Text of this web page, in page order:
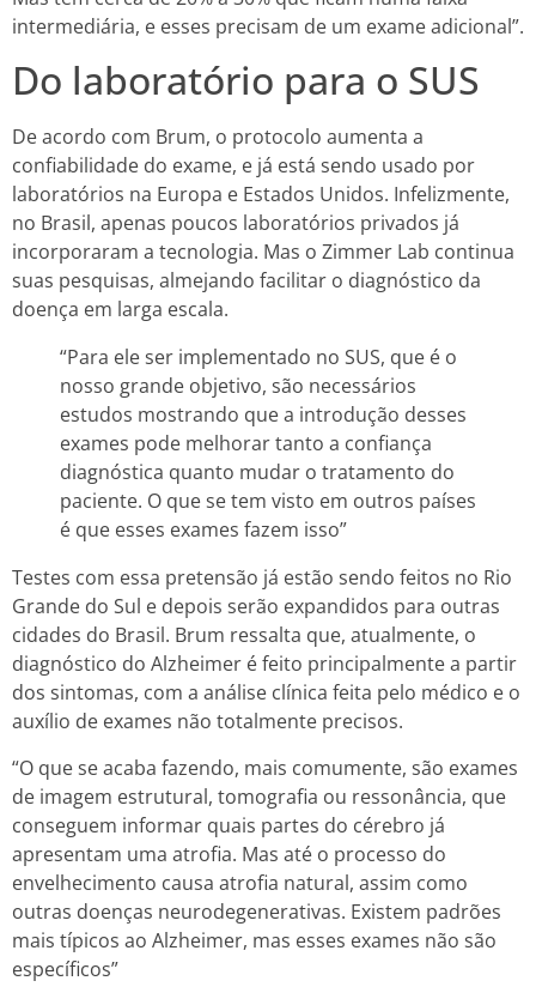
intermediária, e esses precisam de um exame adicional”.
Do laboratório para o SUS
De acordo com Brum, o protocolo aumenta a
confiabilidade do exame, e já está sendo usado por
laboratórios na Europa e Estados Unidos. Infelizmente,
no Brasil, apenas poucos laboratórios privados já
incorporaram a tecnologia. Mas o Zimmer Lab continua
suas pesquisas, almejando facilitar o diagnóstico da
doença em larga escala.
“Para ele ser implementado no SUS, que é o
nosso grande objetivo, são necessários
estudos mostrando que a introdução desses
exames pode melhorar tanto a confiança
diagnóstica quanto mudar o tratamento do
paciente. O que se tem visto em outros países
é que esses exames fazem isso”
Testes com essa pretensão já estão sendo feitos no Rio
Grande do Sul e depois serão expandidos para outras
cidades do Brasil. Brum ressalta que, atualmente, o
diagnóstico do Alzheimer é feito principalmente a partir
dos sintomas, com a análise clínica feita pelo médico e o
auxílio de exames não totalmente precisos.
“O que se acaba fazendo, mais comumente, são exames
de imagem estrutural, tomografia ou ressonância, que
conseguem informar quais partes do cérebro já
apresentam uma atrofia. Mas até o processo do
envelhecimento causa atrofia natural, assim como
outras doenças neurodegenerativas. Existem padrões
mais típicos ao Alzheimer, mas esses exames não são
específicos”